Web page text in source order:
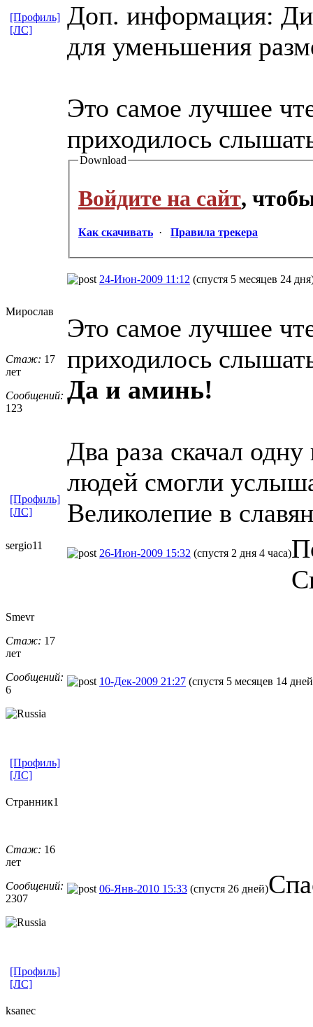
Доп. информация:
для уменьшения
Это самое лучшее
приходилось
Download
Войдите на сайт,
Как скачивать · Правила трекера
[Профиль]
[ЛС]
Мирослав
Стаж: 17
лет
Сообщений:
123
24-Июн-2009 11:12 (спустя 5 месяцев 24
Это самое лучшее
приходилось
Да и аминь!
Два раза скачал
людей смогли
Великолепие в
[Профиль]
[ЛС]
sergio11
26-Июн-2009 15:32 (спустя 2 дня 4 часа)
Smevr
Стаж: 17
лет
Сообщений:
6
10-Дек-2009 21:27 (спустя 5 месяцев 14
[Профиль]
[ЛС]
Странник1
Стаж: 16
лет
Сообщений:
2307
06-Янв-2010 15:33 (спустя 26 дней)
[Профиль]
[ЛС]
ksanec